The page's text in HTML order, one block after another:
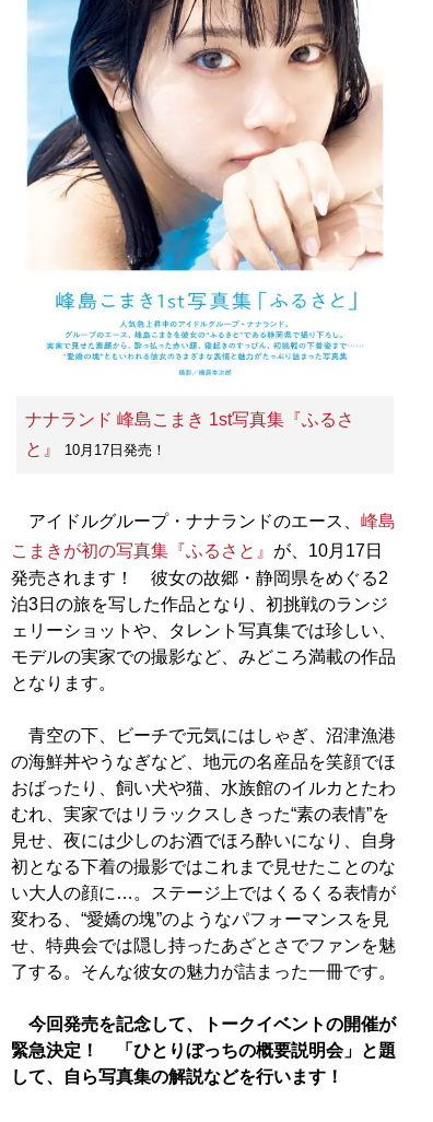
ナナランド 峰島こまき 1st写真集『ふるさ
と』
10月17日発売！
アイドルグループ・ナナランドのエース、 峰島
こまきが初の写真集『ふるさと』 が、10月17日
発売されます！ 彼女の故郷・静岡県をめぐる2
泊3日の旅を写した作品となり、初挑戦のランジ
ェリーショットや、タレント写真集では珍しい、
モデルの実家での撮影など、みどころ満載の作品
となります。
青空の下、ビーチで元気にはしゃぎ、沼津漁港
の海鮮丼やうなぎなど、地元の名産品を笑顔でほ
おばったり、飼い犬や猫、水族館のイルカとたわ
むれ、実家ではリラックスしきった“素の表情”を
見せ、夜には少しのお酒でほろ酔いになり、自身
初となる下着の撮影ではこれまで見せたことのな
い大人の顔に…。ステージ上ではくるくる表情が
変わる、“愛嬌の塊”のようなパフォーマンスを見
せ、特典会では隠し持ったあざとさでファンを魅
了する。そんな彼女の魅力が詰まった一冊です。
今回発売を記念して、トークイベントの開催が
緊急決定！ 「ひとりぼっちの概要説明会」と題
して、自ら写真集の解説などを行います！